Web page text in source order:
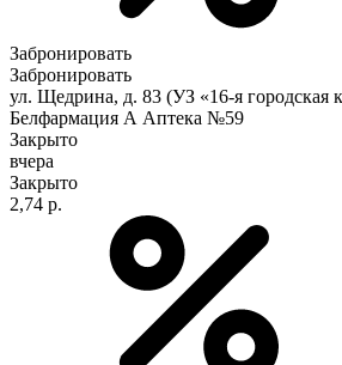
Забронировать
Забронировать
ул. Щедрина, д. 83 (УЗ «16-я городская
Белфармация А Аптека №59
Закрыто
вчера
Закрыто
2,74 р.